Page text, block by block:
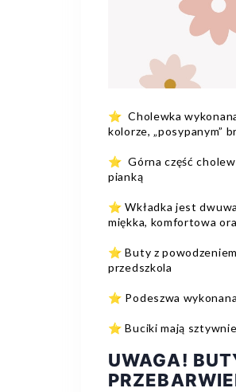
⭐️ Cholewka
kolorze, „posypanym”
⭐️ Górna część
pianką
⭐️ Wkładka jest
miękka, komfortowa
⭐️ Buty z
przedszkola
⭐️ Podeszwa
⭐️ Buciki mają
UWAGA!